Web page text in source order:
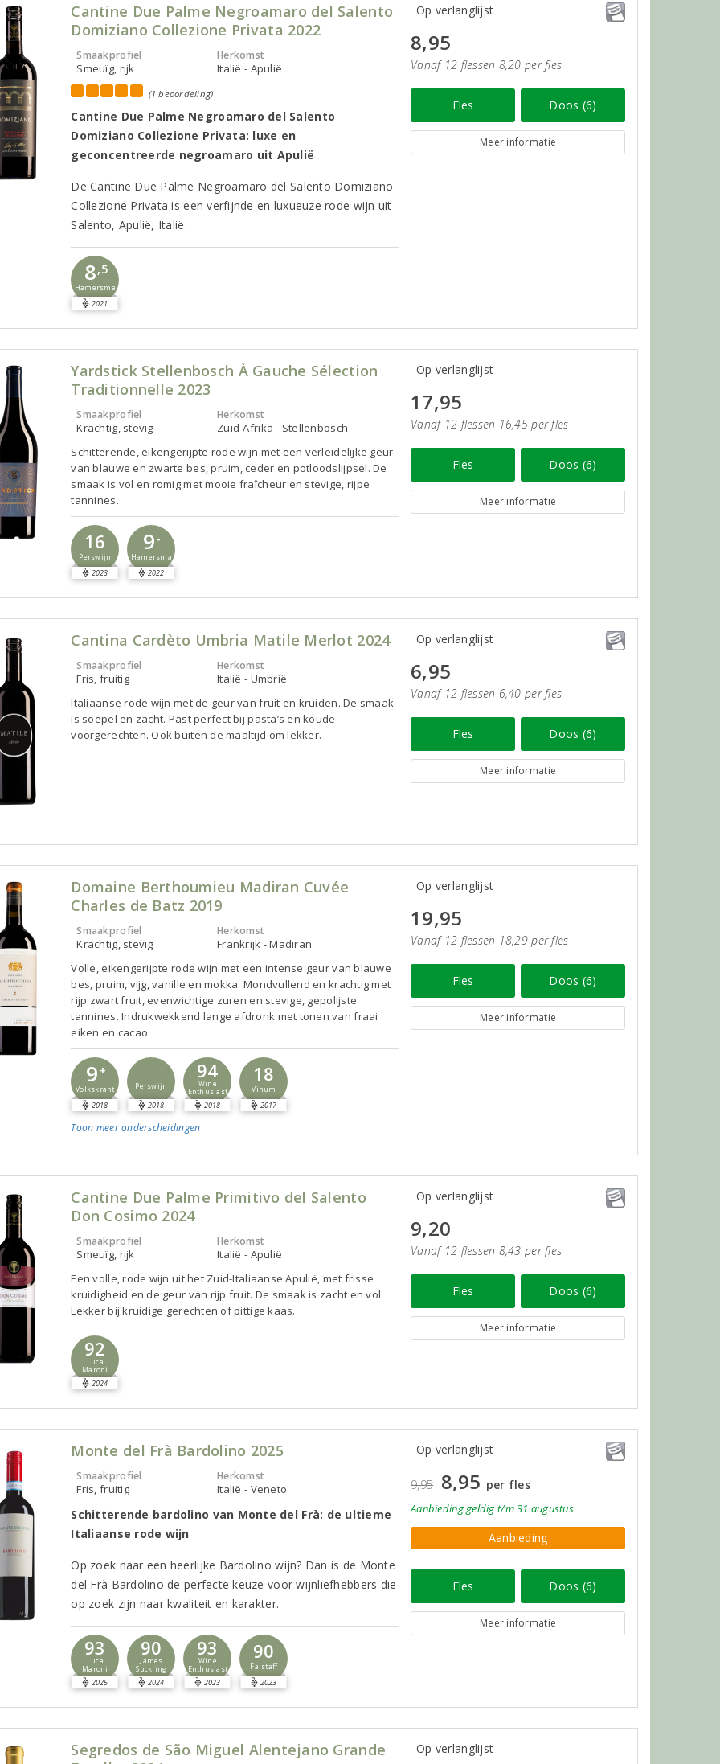
Cantine Due Palme Negroamaro del Salento
Domiziano Collezione Privata 2022
Smaakprofiel
Smeuïg, rijk
Herkomst
Italië - Apulië
(1 beoordeling)
Cantine Due Palme Negroamaro del Salento
Domiziano Collezione Privata: luxe en
geconcentreerde negroamaro uit Apulië
De Cantine Due Palme Negroamaro del Salento Domiziano
Collezione Privata is een verfijnde en luxueuze rode wijn uit
Salento, Apulië, Italië.
8,5
Hamersma
2021
Op verlanglijst
8,95
Vanaf 12 flessen 8,20 per fles
Fles Doos (6)
Meer informatie
Yardstick Stellenbosch À Gauche Sélection
Traditionnelle 2023
Smaakprofiel
Krachtig, stevig
Herkomst
Zuid-Afrika - Stellenbosch
Schitterende, eikengerijpte rode wijn met een verleidelijke geur
van blauwe en zwarte bes, pruim, ceder en potloodslijpsel. De
smaak is vol en romig met mooie fraîcheur en stevige, rijpe
tannines.
16
Perswijn
2023
9-
Hamersma
2022
Op verlanglijst
17,95
Vanaf 12 flessen 16,45 per fles
Fles Doos (6)
Meer informatie
Cantina Cardèto Umbria Matile Merlot 2024
Smaakprofiel
Fris, fruitig
Herkomst
Italië - Umbrië
Italiaanse rode wijn met de geur van fruit en kruiden. De smaak
is soepel en zacht. Past perfect bij pasta’s en koude
voorgerechten. Ook buiten de maaltijd om lekker.
Op verlanglijst
6,95
Vanaf 12 flessen 6,40 per fles
Fles Doos (6)
Meer informatie
Domaine Berthoumieu Madiran Cuvée
Charles de Batz 2019
Smaakprofiel
Krachtig, stevig
Herkomst
Frankrijk - Madiran
Volle, eikengerijpte rode wijn met een intense geur van blauwe
bes, pruim, vijg, vanille en mokka. Mondvullend en krachtig met
rijp zwart fruit, evenwichtige zuren en stevige, gepolijste
tannines. Indrukwekkend lange afdronk met tonen van fraai
eiken en cacao.
9+
Volkskrant
2018
Perswijn
2018
94
Wine
Enthusiast
2018
18
Vinum
2017
Toon meeronderscheidingen
Op verlanglijst
19,95
Vanaf 12 flessen 18,29 per fles
Fles Doos (6)
Meer informatie
Cantine Due Palme Primitivo del Salento
Don Cosimo 2024
Smaakprofiel
Smeuïg, rijk
Herkomst
Italië - Apulië
Een volle, rode wijn uit het Zuid-Italiaanse Apulië, met frisse
kruidigheid en de geur van rijp fruit. De smaak is zacht en vol.
Lekker bij kruidige gerechten of pittige kaas.
92
Luca
Maroni
2024
Op verlanglijst
9,20
Vanaf 12 flessen 8,43 per fles
Fles Doos (6)
Meer informatie
Monte del Frà Bardolino 2025
Smaakprofiel
Fris, fruitig
Herkomst
Italië - Veneto
Schitterende bardolino van Monte del Frà: de ultieme
Italiaanse rode wijn
Op zoek naar een heerlijke Bardolino wijn? Dan is de Monte
del Frà Bardolino de perfecte keuze voor wijnliefhebbers die
op zoek zijn naar kwaliteit en karakter.
93
Luca
Maroni
2025
90
James
Suckling
2024
93
Wine
Enthusiast
2023
90
Falstaff
2023
Op verlanglijst
9,95 8,95 per fles
Aanbiedinggeldig t/m 31 augustus
Aanbieding
Fles Doos (6)
Meer informatie
Segredos de São Miguel Alentejano Grande
Op verlanglijst